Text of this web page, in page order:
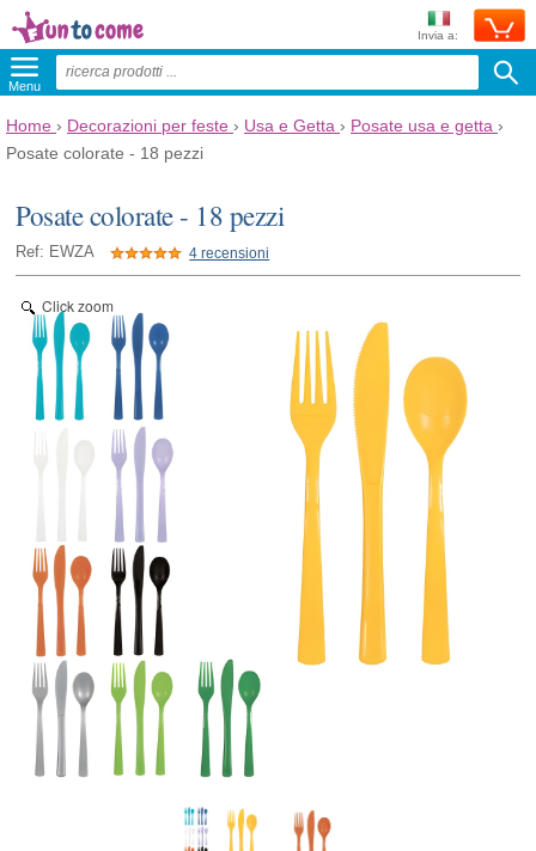
Invia a:
Menu
Home › Decorazioni per feste › Usa e Getta › Posate usa e getta ›
Posate colorate - 18 pezzi
Posate colorate - 18 pezzi
Ref: EWZA 4 recensioni
Click zoom